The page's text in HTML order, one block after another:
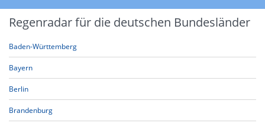
Regenradar für die deutschen Bundesländer
Baden-Württemberg
Bayern
Berlin
Brandenburg